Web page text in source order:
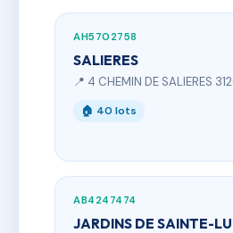
AH5702758
SALIERES
📍 4 CHEMIN DE SALIERES
🏠 40 lots
AB4247474
JARDINS DE SAINTE-